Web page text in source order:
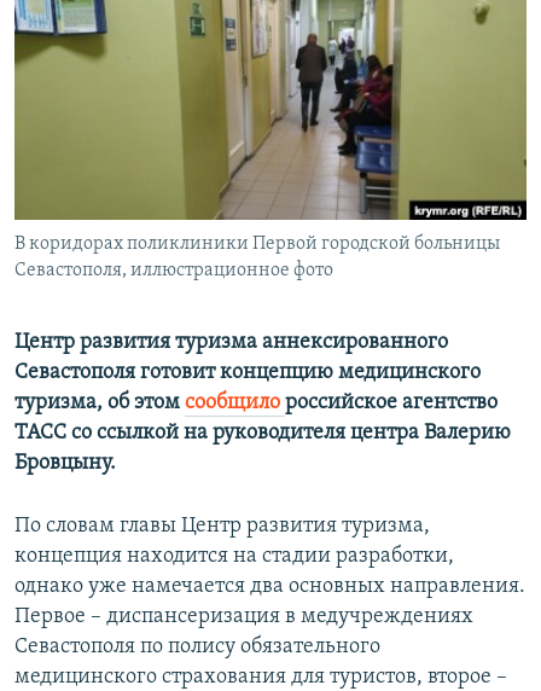
ПОБЕДИТЕЛЕЙ НЕ СУДЯТ?
УКРАИНСКАЯ ПРОБЛЕМА КРЫМА
ПРИСОЕДИНЯЙТЕСЬ!
В коридорах поликлиники Первой городской больницы
Севастополя, иллюстрационное фото
Центр развития туризма аннексированного
Севастополя готовит концепцию медицинского
туризма, об этом сообщило российское агентство
ТАСС со ссылкой на руководителя центра Валерию
Бровцыну.
По словам главы Центр развития туризма,
концепция находится на стадии разработки,
однако уже намечается два основных направления.
Первое – диспансеризация в медучреждениях
Севастополя по полису обязательного
медицинского страхования для туристов, второе –